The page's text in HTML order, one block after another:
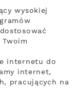
wysokiej
internetu do
internet,
pracujących na